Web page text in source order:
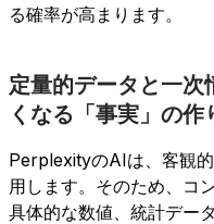
る確率が高まります。
定量的データと一
くなる「事実」の作
PerplexityのAIは、客観
用します。そのため、コ
具体的な数値、統計デー